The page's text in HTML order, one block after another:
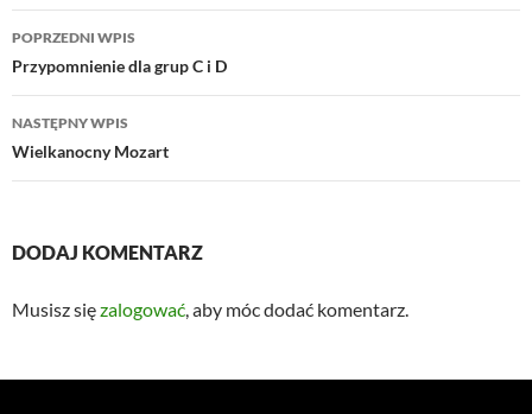
Nawigacja
wpisu
POPRZEDNI WPIS
Przypomnienie dla grup C i D
NASTĘPNY WPIS
Wielkanocny Mozart
DODAJ KOMENTARZ
Musisz sięzalogować, aby móc dodać komentarz.